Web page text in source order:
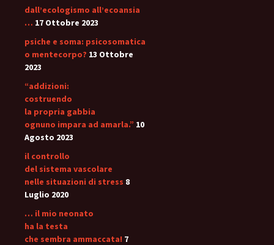
dall’ecologismo all’ecoansia
… 17 Ottobre 2023
psiche e soma: psicosomatica
o mentecorpo? 13 Ottobre
2023
“addizioni:
costruendo
la propria gabbia
ognuno impara ad amarla.” 10
Agosto 2023
il controllo
del sistema vascolare
nelle situazioni di stress 8
Luglio 2020
… il mio neonato
ha la testa
che sembra ammaccata! 7